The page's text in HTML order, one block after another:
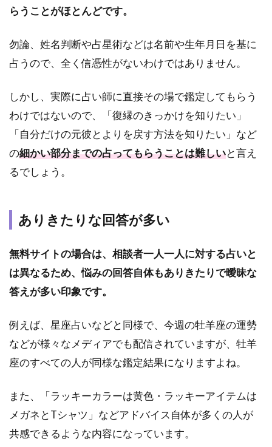
ては
回答
の可
い
1.4
鑑定
結果
が毎
回変
参考
にし
い
2
完全
ど当
たり
すぎ
る復
いサ
イト
を徹
底比
較！
らうことがほとんどです。
勿論、姓名判断や占星術などは名前や生年月日を基に
占うので、全く信憑性がないわけではありません。
しかし、実際に占い師に直接その場で鑑定してもらう
わけではないので、「復縁のきっかけを知りたい」
「自分だけの元彼とよりを戻す方法を知りたい」など
の細かい部分までの占ってもらうことは難しいと言え
るでしょう。
ありきたりな回答が多い
無料サイトの場合は、相談者一人一人に対する占いと
は異なるため、悩みの回答自体もありきたりで曖昧な
答えが多い印象です。
例えば、星座占いなどと同様で、今週の牡羊座の運勢
などが様々なメディアでも配信されていますが、牡羊
座のすべての人が同様な鑑定結果になりますよね。
また、「ラッキーカラーは黄色・ラッキーアイテムは
メガネとTシャツ」などアドバイス自体が多くの人が
共感できるような内容になっています。